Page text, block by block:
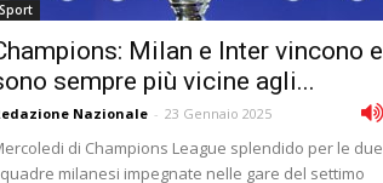
Sport
Milan e Inter vincono e
sempre più vicine agli...
Nazionale - 23 Gennaio 2025
di Champions League splendido per le due
milanesi impegnate nelle gare del settimo